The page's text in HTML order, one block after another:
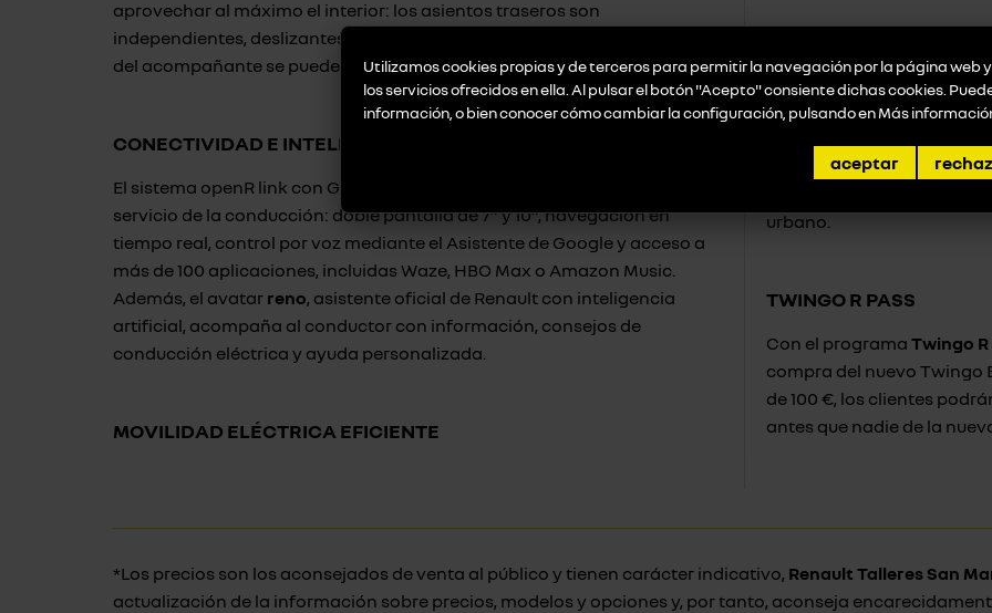
aprovechar al máximo el interior: los asientos traseros son
independientes, deslizantes y abatibles 50/50, mientras que el asiento
del acompañante se puede plegar para ampliar la longitud de carga.
CONECTIVIDAD E INTELIGENCIA INTEGRADA
El sistema openR link con Google integrado¹ pone la tecnología al
servicio de la conducción: doble pantalla de 7” y 10”, navegación en
tiempo real, control por voz mediante el Asistente de Google y acceso a
más de 100 aplicaciones, incluidas Waze, HBO Max o Amazon Music.
Además, el avatar reno, asistente oficial de Renault con inteligencia
artificial, acompaña al conductor con información, consejos de
conducción eléctrica y ayuda personalizada.
MOVILIDAD ELÉCTRICA EFICIENTE
Renault ofrece una
que realzan el carácter
modulable, bolsa de
reposabrazos con
exclusivos, refuerza la
urbano.
TWINGO R PASS
Con el programa Twingo R
compra del nuevo Twingo
de 100 €, los clientes
antes que nadie de la
*Los precios son los aconsejados de venta al público y tienen carácter indicativo, Renault Talleres San
actualización de la información sobre precios, modelos y opciones y, por tanto, aconseja
Utilizamos cookies propias y de terceros para permitir la navegación por la página web
los servicios ofrecidos en ella. Al pulsar el botón "Acepto" consiente dichas cookies.
información, o bien conocer cómo cambiar la configuración, pulsando enMás
aceptar